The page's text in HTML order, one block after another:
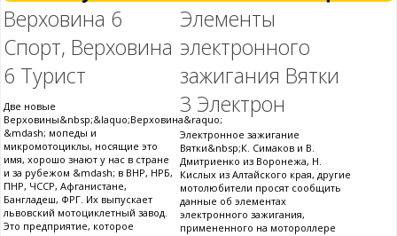
Верховина 6
Спорт, Верховина
6 Турист
Две новые
Верховины&nbsp;&laquo;Верховина&raquo;
&mdash; мопеды и
микромотоциклы, носящие это
имя, хорошо знают у нас в стране
и за рубежом &mdash; в ВНР, НРБ,
ПНР, ЧССР, Афганистане,
Бангладеш, ФРГ. Их выпускает
львовский мотоциклетный завод.
Это предприятие, которое
Элементы
электронного
зажигания Вятки
3 Электрон
Электронное зажигание
Вятки&nbsp;К. Симаков и В.
Дмитриенко из Воронежа, Н.
Кислых из Алтайского края, другие
мотолюбители просят сообщить
данные об элементах
электронного зажигания,
примененного на мотороллере